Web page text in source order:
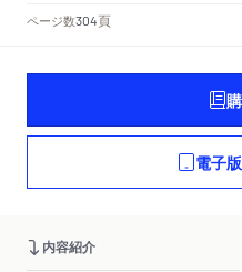
ページ数304頁
電子
内容紹介